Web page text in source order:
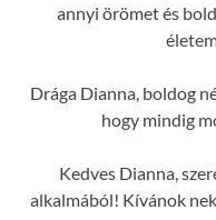
annyi örömet és
Drága Dianna, boldog
hogy mindig
Kedves Dianna,
alkalmából! Kívánok